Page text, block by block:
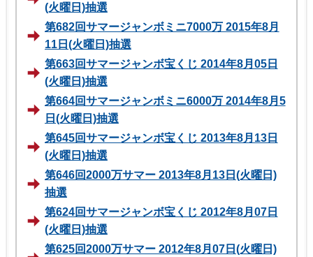
(火曜日)抽選
第682回サマージャンボミニ7000万 2015年8月
11日(火曜日)抽選
第663回サマージャンボ宝くじ 2014年8月05日
(火曜日)抽選
第664回サマージャンボミニ6000万 2014年8月5
日(火曜日)抽選
第645回サマージャンボ宝くじ 2013年8月13日
(火曜日)抽選
第646回2000万サマー 2013年8月13日(火曜日)
抽選
第624回サマージャンボ宝くじ 2012年8月07日
(火曜日)抽選
第625回2000万サマー 2012年8月07日(火曜日)